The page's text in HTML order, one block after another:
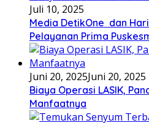
Juli 10, 2025
Media DetikOne dan
Pelayanan Prima
Juni 20, 2025Juni 20, 2025
Biaya Operasi LASIK,
Manfaatnya